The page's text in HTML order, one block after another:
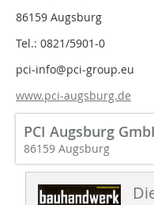
86159 Augsburg
Tel.: 0821/5901-0
pci-info@pci-group.eu
www.pci-augsburg.de
PCI Augsburg
86159 Augsburg